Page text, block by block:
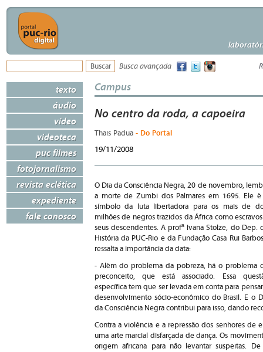
Busca avançada
texto
áudio
vídeo
videoteca
puc filmes
fotojornalismo
revista eclética
expediente
fale conosco
Campus
No centro da roda, a capoeira
Thais Padua - Do Portal
19/11/2008
O Dia da Consciência Negra, 20 de novembro,
a morte de Zumbi dos Palmares em 1695. Ele
símbolo da luta libertadora para os mais de
milhões de negros trazidos da África como
seus descendentes. A profª Ivana Stolze, do Dep.
História da PUC-Rio e da Fundação Casa Rui
ressalta a importância da data:
- Além do problema da pobreza, há o problema
preconceito, que está associado. Essa
específica tem que ser levada em conta para
desenvolvimento sócio-econômico do Brasil. E o
da Consciência Negra contribui para isso, dando
Contra a violência e a repressão dos senhores de
uma arte marcial disfarçada de dança. Os
origem africana para não levantar suspeitas.